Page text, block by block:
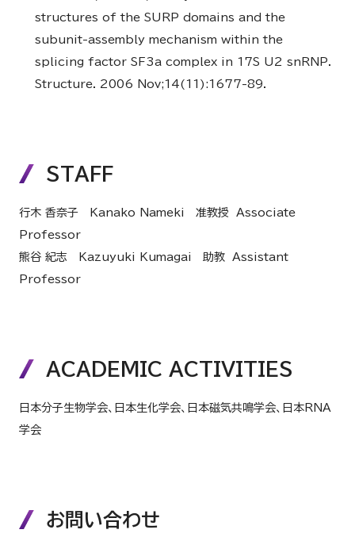
structures of the SURP domains and the
subunit-assembly mechanism within the
splicing factor SF3a complex in 17S U2 snRNP.
Structure. 2006 Nov;14(11):1677-89.
STAFF
行木 香奈子 Kanako Nameki 准教授 Associate
Professor
熊谷 紀志 Kazuyuki Kumagai 助教 Assistant
Professor
ACADEMIC ACTIVITIES
日本分子生物学会、日本生化学会、日本磁気共鳴学会、日本RNA
学会
お問い合わせ